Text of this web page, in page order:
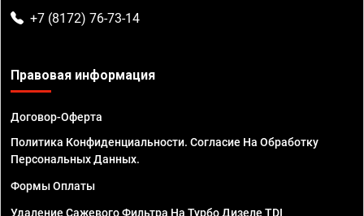
+7 (8172) 76-73-14
Правовая информация
Договор-Оферта
Политика Конфиденциальности. Согласие На Обработку
Персональных Данных.
Формы Оплаты
Удаление Сажевого Фильтра На Турбо Дизеле TDI